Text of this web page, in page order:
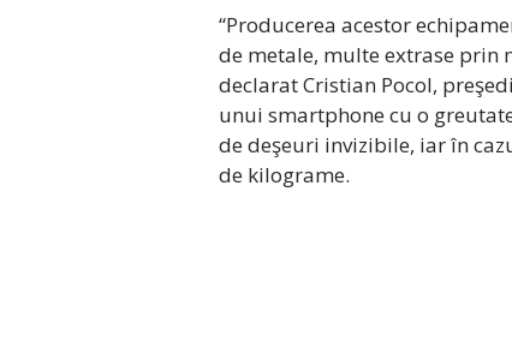
“Producerea acestor
de metale, multe extrase prin
declarat Cristian Pocol,
unui smartphone cu o
de deşeuri invizibile, iar în
de kilograme.